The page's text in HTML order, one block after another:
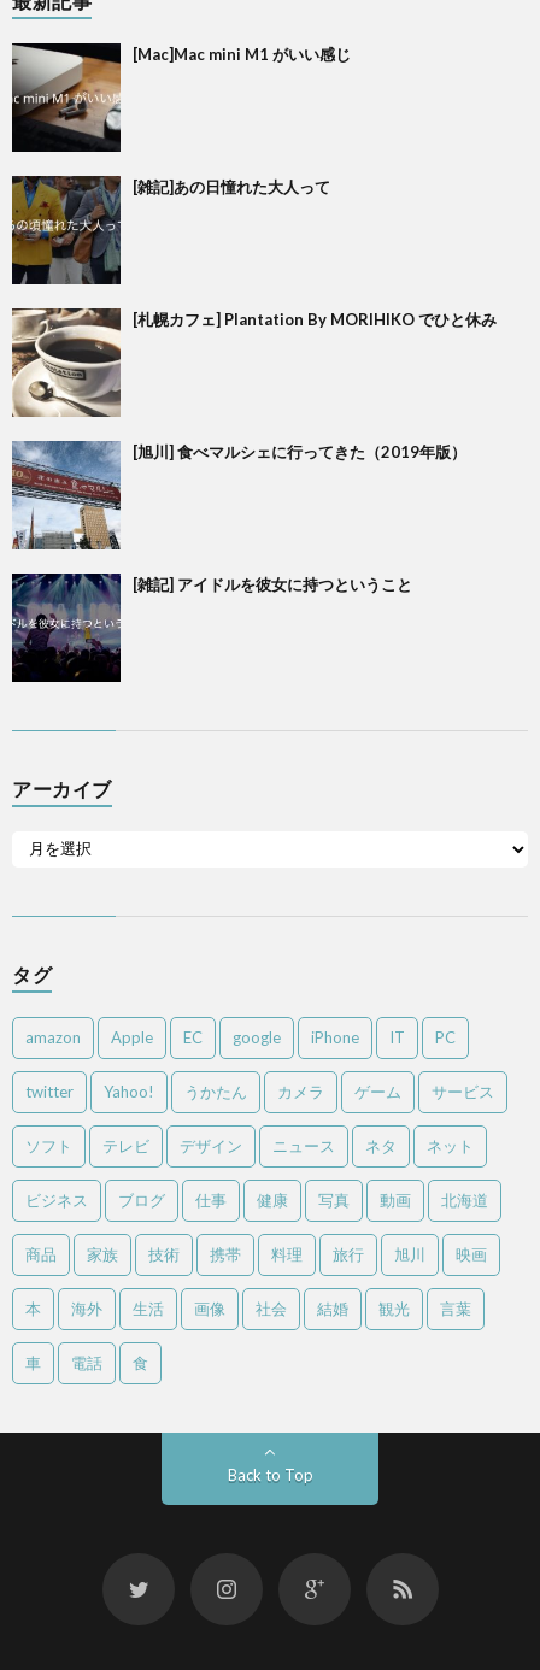
[Mac]Mac mini M1 がいい感じ
[雑記]あの日憧れた大人って
[札幌カフェ] Plantation By MORIHIKO でひと休み
[旭川] 食べマルシェに行ってきた（2019年版）
[雑記] アイドルを彼女に持つということ
アーカイブ
タグ
amazon Apple EC google iPhone IT PC
twitter Yahoo! うかたん カメラ ゲーム サービス
ソフト テレビ デザイン ニュース ネタ ネット
ビジネス ブログ 仕事 健康 写真 動画 北海道
商品 家族 技術 携帯 料理 旅行 旭川 映画
本 海外 生活 画像 社会 結婚 観光 言葉
車 電話 食
Back to Top